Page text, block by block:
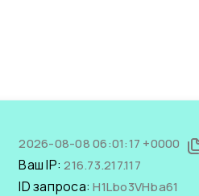
2026-08-08 06:01:17 +0000
Ваш IP:216.73.217.117
ID запроса:H1Lbo3VHba61